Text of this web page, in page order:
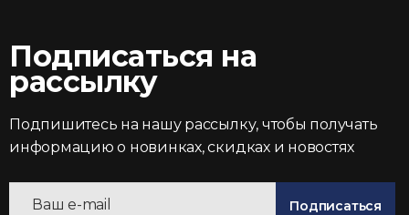
Подписаться на
рассылку
Подпишитесь на нашу рассылку, чтобы получать
информацию о новинках, скидках и новостях
Подписаться